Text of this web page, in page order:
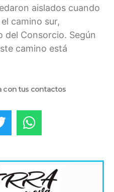
aislados cuando
camino sur,
del Consorcio. Según
camino está
con tus contactos